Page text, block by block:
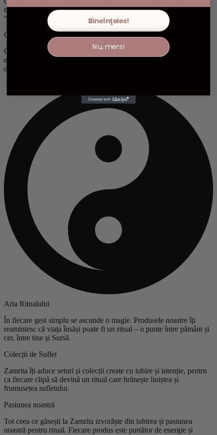
noastre sunt gândite cu atenție, pentru a onora și calitatea, și
“buzunarul” tău.
Calitate Premium
Credem că adevărata valoare stă în detalii. De aceea, fiecare produs
este ales cu răbdare și respect pentru suflet, pentru ca tu să primești
doar ceea ce este autentic, sacru și în armonie cu natura.
Arta Ritualului
În fiecare gest simplu se ascunde o magie. Produsele noastre îți
reamintesc că viața însăși poate fi un ritual – o punte între pământ și
cer, între tine și Sursă.
Colecții de Suflet
Zamrita îți aduce seturi și colecții create cu iubire și intenție, pentru
ca fiecare clipă să devină un ritual care hrănește liniștea și
frumusețea sufletului.
Pasiunea noastră
Tot ceea ce găsești la Zamrita izvorăște din iubirea și pasiunea
noastră pentru ritual. Fiecare produs este purtător de energie și
Bineînţeles!
Nu, mersi